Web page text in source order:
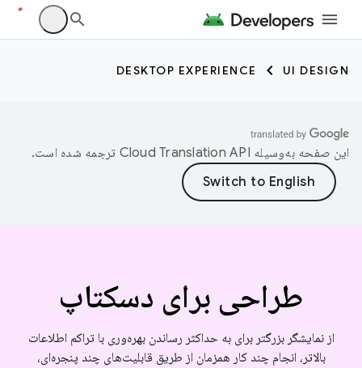
UI DESIGN
DESKTOP EXPERIENCE
این صفحه به‌وسیله ترجمه شده است.
طراحی برای دسکتاپ
از نمایشگر بزرگتر برای به حداکثر رساندن بهره‌وری با تراکم اطلاعات
بالاتر، انجام چند کار همزمان از طریق قابلیت‌های چند پنجره‌ای،